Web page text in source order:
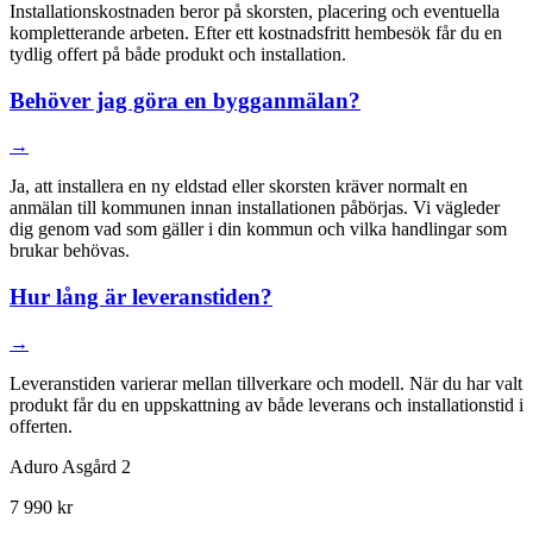
Installationskostnaden beror på skorsten, placering och eventuella
kompletterande arbeten. Efter ett kostnadsfritt hembesök får du en
tydlig offert på både produkt och installation.
Behöver jag göra en bygganmälan?
→
Ja, att installera en ny eldstad eller skorsten kräver normalt en
anmälan till kommunen innan installationen påbörjas. Vi vägleder
dig genom vad som gäller i din kommun och vilka handlingar som
brukar behövas.
Hur lång är leveranstiden?
→
Leveranstiden varierar mellan tillverkare och modell. När du har valt
produkt får du en uppskattning av både leverans och installationstid i
offerten.
Aduro Asgård 2
7 990 kr